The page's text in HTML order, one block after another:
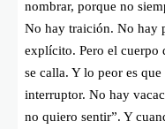
nombrar, porque no
No hay traición. No hay
explícito. Pero el cuerpo
se calla. Y lo peor es
interruptor. No hay
no quiero sentir”. Y